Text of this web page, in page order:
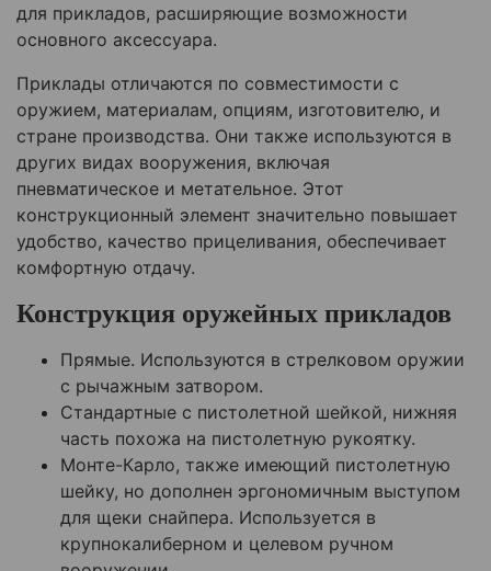
для прикладов, расширяющие возможности
основного аксессуара.
Приклады отличаются по совместимости с
оружием, материалам, опциям, изготовителю, и
стране производства. Они также используются в
других видах вооружения, включая
пневматическое и метательное. Этот
конструкционный элемент значительно повышает
удобство, качество прицеливания, обеспечивает
комфортную отдачу.
Конструкция оружейных прикладов
Прямые. Используются в стрелковом оружии
с рычажным затвором.
Стандартные с пистолетной шейкой, нижняя
часть похожа на пистолетную рукоятку.
Монте-Карло, также имеющий пистолетную
шейку, но дополнен эргономичным выступом
для щеки снайпера. Используется в
крупнокалиберном и целевом ручном